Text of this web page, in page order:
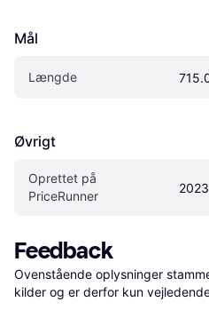
Mål
Længde
Øvrigt
Oprettet på
PriceRunner
Feedback
Ovenstående oplysninger
kilder og er derfor kun